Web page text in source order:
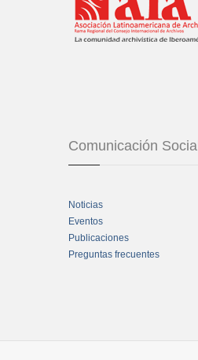
Comunicación Social
Noticias
Eventos
Publicaciones
Preguntas frecuentes